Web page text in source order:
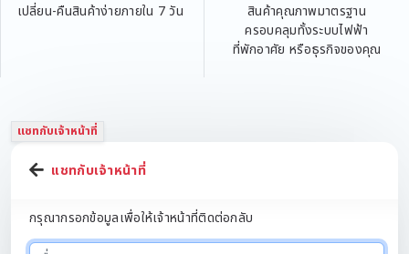
เปลี่ยน-คืนสินค้าง่ายภายใน 7 วัน
สินค้าคุณภาพมาตรฐาน
ครอบคลุมทั้งระบบไฟฟ้า
ที่พักอาศัย หรือธุรกิจของคุณ
แชทกับเจ้าหน้าที่
แชทกับเจ้าหน้าที่
กรุณากรอกข้อมูลเพื่อให้เจ้าหน้าที่ติดต่อกลับ